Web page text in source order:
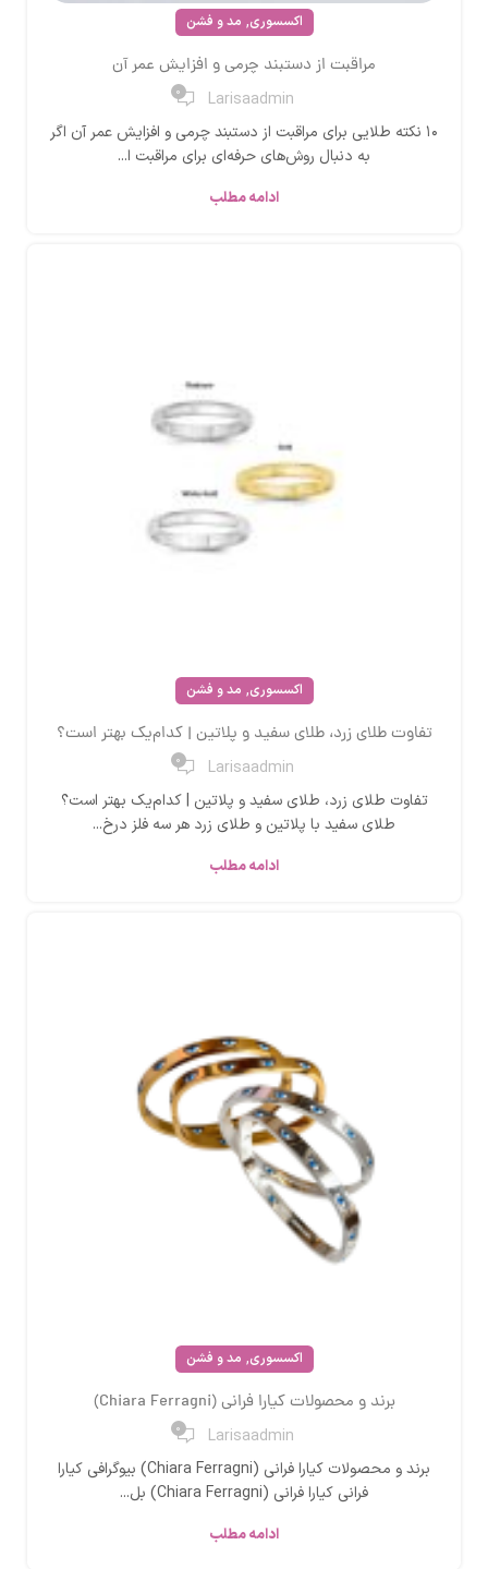
اکسسوری, مد و فشن
مراقبت از دستبند چرمی و افزایش عمر آن
Larisaadmin
0
۱۰ نکته طلایی برای مراقبت از دستبند چرمی و افزایش عمر آن اگر
به دنبال روش‌های حرفه‌ای برای مراقبت ا...
ادامه مطلب
اکسسوری, مد و فشن
تفاوت طلای زرد، طلای سفید و پلاتین | کدام‌یک بهتر است؟
Larisaadmin
0
تفاوت طلای زرد، طلای سفید و پلاتین | کدام‌یک بهتر است؟
طلای سفید با پلاتین و طلای زرد هر سه فلز درخ...
ادامه مطلب
اکسسوری, مد و فشن
برند و محصولات کیارا فرانی (Chiara Ferragni)
Larisaadmin
0
برند و محصولات کیارا فرانی (Chiara Ferragni) بیوگرافی کیارا
فرانی کیارا فرانی (Chiara Ferragni) بل...
ادامه مطلب